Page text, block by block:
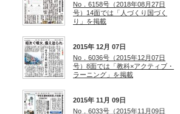
No．6158号（2018年08月27日
号）14面では「人づくり国づく
り」を掲載
2015年 12月 07日
No．6036号（2015年12月07日
号）8面では「教科×アクティブ・
ラーニング」を掲載
2015年 11月 09日
No．6033号（2015年11月09日